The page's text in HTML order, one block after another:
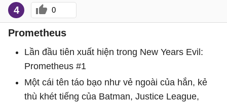
4 0
Prometheus
Lần đầu tiên xuất hiện trong New Years Evil:
Prometheus #1
Một cái tên táo bạo như vẻ ngoài của hắn, kẻ
thù khét tiếng của Batman, Justice League,